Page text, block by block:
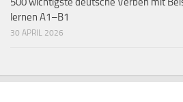
lernen A1–B1
30 APRIL 2026